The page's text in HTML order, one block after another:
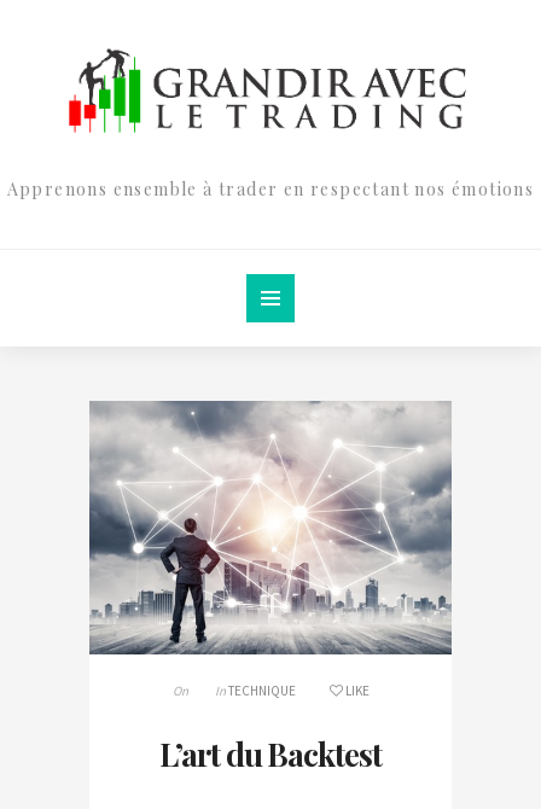
Apprenons ensemble à trader en respectant nos émotions
On InTECHNIQUE LIKE
L’art du Backtest